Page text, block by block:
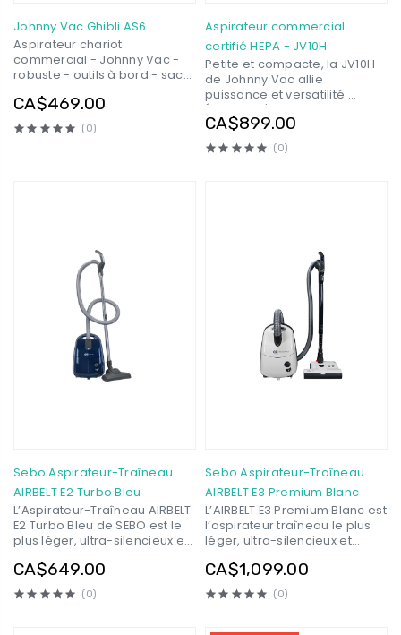
Johnny Vac Ghibli AS6
Aspirateur chariot
commercial - Johnny Vac -
robuste - outils à bord - sac
Ghibli AS6 D12
CA$469.00
(0)
Aspirateur commercial
certifié HEPA - JV10H
Petite et compacte, la JV10H
de Johnny Vac allie
puissance et versatilité.
Équipée d'un filtre certifié
Haute Efficacité contre les
Particules Aériennes (HEPA)
CA$899.00
(0)
Sebo Aspirateur-Traîneau
AIRBELT E2 Turbo Bleu
L’Aspirateur-Traîneau AIRBELT
E2 Turbo Bleu de SEBO est le
plus léger, ultra-silencieux et
design innovateur, des
contours attrayants, une
superbe filtration de qualité
CA$649.00
(0)
Sebo Aspirateur-Traîneau
AIRBELT E3 Premium Blanc
L’AIRBELT E3 Premium Blanc est
l’aspirateur traîneau le plus
léger, ultra-silencieux et
design innovateur, des
contours attrayants, une
superbe filtration de qualité
circulation d’air interne
CA$1,099.00
(0)